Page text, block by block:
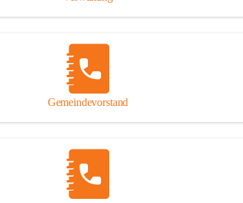
Gemeindevorstand